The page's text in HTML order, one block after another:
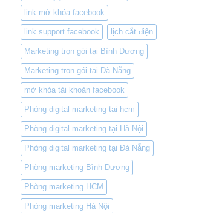
link mở khóa facebook
link support facebook lịch cắt điện
Marketing trọn gói tại Bình Dương
Marketing trọn gói tại Đà Nẵng
mở khóa tài khoản facebook
Phòng digital marketing tại hcm
Phòng digital marketing tại Hà Nội
Phòng digital marketing tại Đà Nẵng
Phòng marketing Bình Dương
Phòng marketing HCM
Phòng marketing Hà Nội